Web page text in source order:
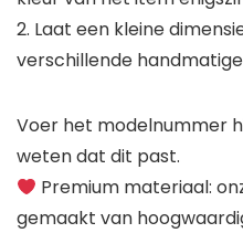
2. Laat een kleine
verschillende
Voer het modelnummer
weten dat dit past.
Premium materiaal:
gemaakt van